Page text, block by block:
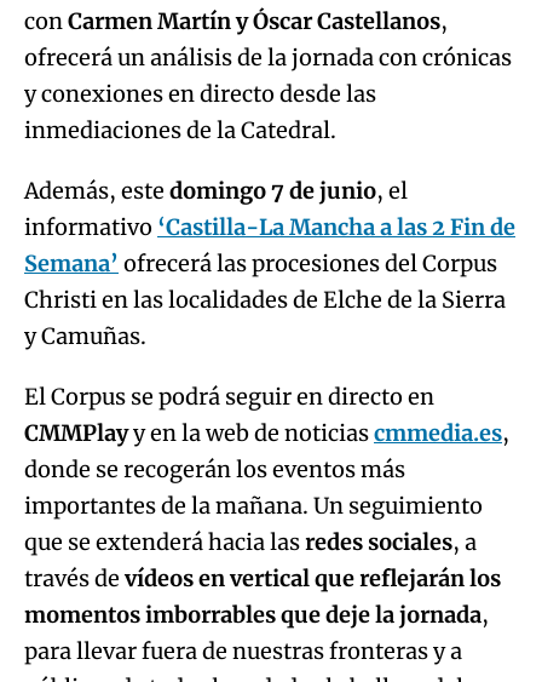
conCarmen Martín y Óscar Castellanos,
ofrecerá un análisis de la jornada con crónicas
y conexiones en directo desde las
inmediaciones de la Catedral.
Además, este domingo 7 de junio, el
informativo ‘Castilla-La Mancha a las 2 Fin de
Semana’ ofrecerá las procesiones del Corpus
Christi en las localidades de Elche de la Sierra
y Camuñas.
El Corpus se podrá seguir en directo en
CMMPlayy en la web de noticiascmmedia.es,
donde se recogerán los eventos más
importantes de la mañana. Un seguimiento
que se extenderá hacia lasredes sociales, a
través devídeos en vertical que reflejarán los
momentos imborrables que deje la jornada,
para llevar fuera de nuestras fronteras y a